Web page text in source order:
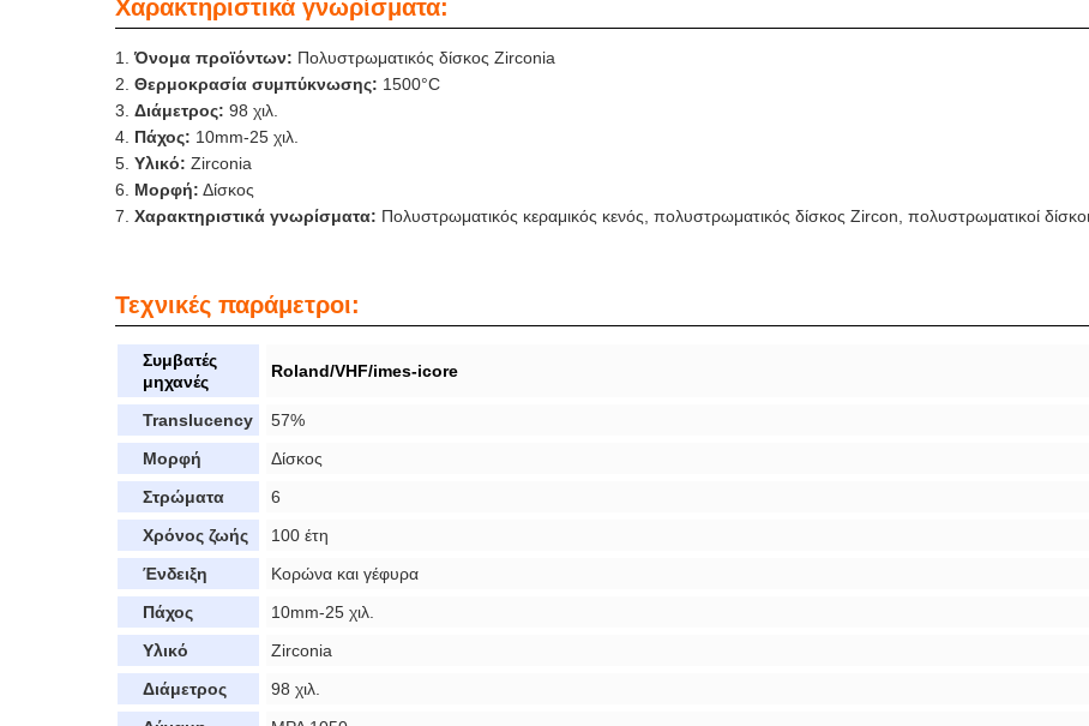
Χαρακτηριστικά γνωρίσματα:
Όνομα προϊόντων: Πολυστρωματικός δίσκος Zirconia
Θερμοκρασία συμπύκνωσης: 1500°C
Διάμετρος: 98 χιλ.
Πάχος: 10mm-25 χιλ.
Υλικό: Zirconia
Μορφή: Δίσκος
Χαρακτηριστικά γνωρίσματα: Πολυστρωματικός κεραμικός κενός, πολυστρωματικός δίσκος Zircon, πολυστρωματικοί
Τεχνικές παράμετροι:
Συμβατές
μηχανές
Roland/VHF/imes-icore
Translucency
57%
Μορφή
Δίσκος
Στρώματα
6
Χρόνος ζωής
100 έτη
Ένδειξη
Κορώνα και γέφυρα
Πάχος
10mm-25 χιλ.
Υλικό
Zirconia
Διάμετρος
98 χιλ.